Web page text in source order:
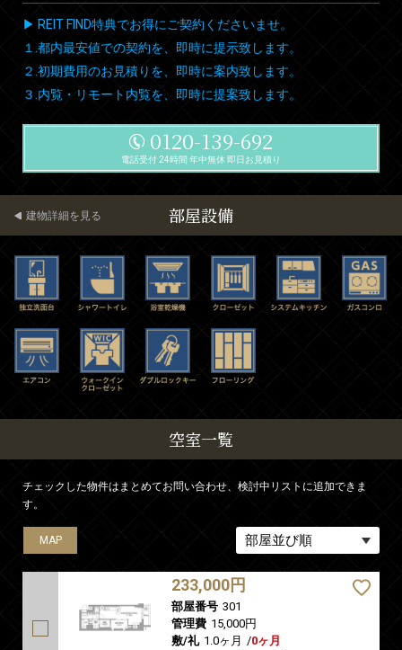
▶ REIT FIND特典でお得にご契約くださいませ。
１.都内最安値での契約を、即時に提示致します。
２.初期費用のお見積りを、即時に案内致します。
３.内覧・リモート内覧を、即時に提案致します。
0120-139-692
電話受付 24時間 年中無休 即日お見積り
部屋設備
建物詳細を見る
空室一覧
チェックした物件はまとめてお問い合わせ、検討中リストに追加できま
す。
MAP
233,000円
部屋番号 301
管理費 15,000円
敷/礼 1.0ヶ月 /0ヶ月
MAP
MAP
MAP
MAP